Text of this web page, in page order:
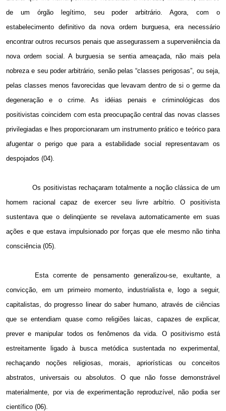
de um órgão legítimo, seu poder arbitrário. Agora, com o
estabelecimento definitivo da nova ordem burguesa, era necessário
encontrar outros recursos penais que assegurassem a superveniência da
nova ordem social. A burguesia se sentia ameaçada, não mais pela
nobreza e seu poder arbitrário, senão pelas “classes perigosas”, ou seja,
pelas classes menos favorecidas que levavam dentro de si o germe da
degeneração e o crime. As idéias penais e criminológicas dos
positivistas coincidem com esta preocupação central das novas classes
privilegiadas e lhes proporcionaram um instrumento prático e teórico para
afugentar o perigo que para a estabilidade social representavam os
despojados (04).
Os positivistas rechaçaram totalmente a noção clássica de um
homem racional capaz de exercer seu livre arbítrio. O positivista
sustentava que o delinqüente se revelava automaticamente em suas
ações e que estava impulsionado por forças que ele mesmo não tinha
consciência (05).
Esta corrente de pensamento generalizou-se, exultante, a
convicção, em um primeiro momento, industrialista e, logo a seguir,
capitalistas, do progresso linear do saber humano, através de ciências
que se entendiam quase como religiões laicas, capazes de explicar,
prever e manipular todos os fenômenos da vida. O positivismo está
estreitamente ligado à busca metódica sustentada no experimental,
rechaçando noções religiosas, morais, apriorísticas ou conceitos
abstratos, universais ou absolutos. O que não fosse demonstrável
materialmente, por via de experimentação reproduzível, não podia ser
científico (06).